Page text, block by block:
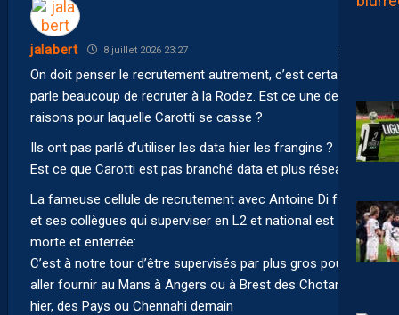
jalabert 8 juillet 2026 23:27
On doit penser le recrutement autrement, c’est certain, on
parle beaucoup de recruter à la Rodez. Est ce une des
raisons pour laquelle Carotti se casse ?
Ils ont pas parlé d’utiliser les data hier les frangins ?
Est ce que Carotti est pas branché data et plus réseau ?
La fameuse cellule de recrutement avec Antoine Di fraya
et ses collègues qui superviser en L2 et national est
morte et enterrée:
C’est à notre tour d’être supervisés par plus gros pour
aller fournir au Mans à Angers ou à Brest des Chotard
hier, des Pays ou Chennahi demain